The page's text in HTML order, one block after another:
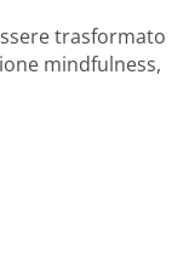
trasformato
mindfulness,